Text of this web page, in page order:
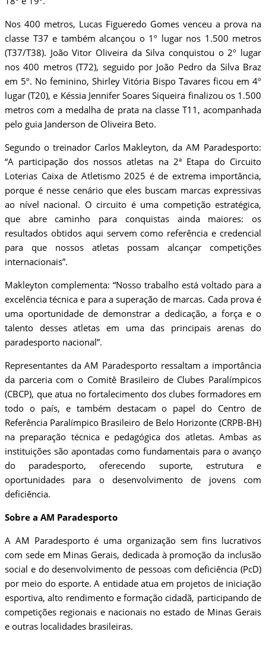
Nos 400 metros, Lucas Figueredo Gomes venceu a prova na
classe T37 e também alcançou o 1º lugar nos 1.500 metros
(T37/T38). João Vitor Oliveira da Silva conquistou o 2º lugar
nos 400 metros (T72), seguido por João Pedro da Silva Braz
em 5º. No feminino, Shirley Vitória Bispo Tavares ficou em 4º
lugar (T20), e Késsia Jennifer Soares Siqueira finalizou os 1.500
metros com a medalha de prata na classe T11, acompanhada
pelo guia Janderson de Oliveira Beto.
Segundo o treinador Carlos Makleyton, da AM Paradesporto:
“A participação dos nossos atletas na 2ª Etapa do Circuito
Loterias Caixa de Atletismo 2025 é de extrema importância,
porque é nesse cenário que eles buscam marcas expressivas
ao nível nacional. O circuito é uma competição estratégica,
que abre caminho para conquistas ainda maiores: os
resultados obtidos aqui servem como referência e credencial
para que nossos atletas possam alcançar competições
internacionais”.
Makleyton complementa: “Nosso trabalho está voltado para a
excelência técnica e para a superação de marcas. Cada prova é
uma oportunidade de demonstrar a dedicação, a força e o
talento desses atletas em uma das principais arenas do
paradesporto nacional”.
Representantes da AM Paradesporto ressaltam a importância
da parceria com o Comitê Brasileiro de Clubes Paralímpicos
(CBCP), que atua no fortalecimento dos clubes formadores em
todo o país, e também destacam o papel do Centro de
Referência Paralímpico Brasileiro de Belo Horizonte (CRPB-BH)
na preparação técnica e pedagógica dos atletas. Ambas as
instituições são apontadas como fundamentais para o avanço
do paradesporto, oferecendo suporte, estrutura e
oportunidades para o desenvolvimento de jovens com
deficiência.
Sobre a AM Paradesporto
A AM Paradesporto é uma organização sem fins lucrativos
com sede em Minas Gerais, dedicada à promoção da inclusão
social e do desenvolvimento de pessoas com deficiência (PcD)
por meio do esporte. A entidade atua em projetos de iniciação
esportiva, alto rendimento e formação cidadã, participando de
competições regionais e nacionais no estado de Minas Gerais
e outras localidades brasileiras.